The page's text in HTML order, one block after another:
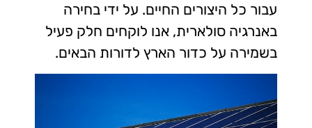
עבור כל היצורים החיים. על ידי בחירה
באנרגיה סולארית, אנו לוקחים חלק פעיל
בשמירה על כדור הארץ לדורות הבאים.